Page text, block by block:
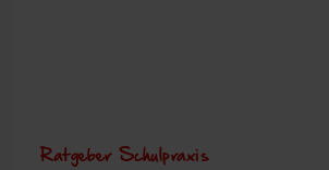
Ratgeber Schulpraxis